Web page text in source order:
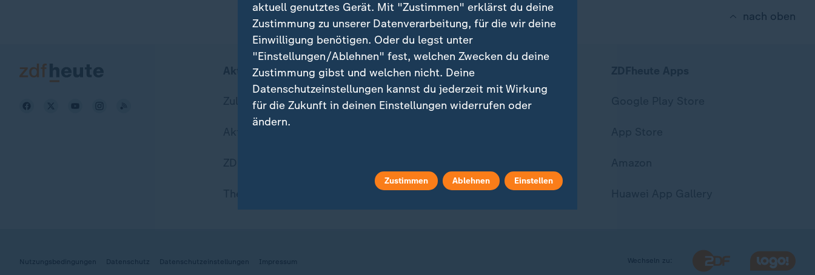
nach oben
Aktuell bei ZDFheute
Zuletzt veröffentlicht
ZDFheute Update
E-Mail-Newsletter
ZDFheute Update Archiv
Nutzungsbedingungen Datenschutz Datenschutzeinstellungen Impressum Wechseln zu:
aktuell genutztes Gerät. Mit "Zustimmen" erklärst du deine
Zustimmung zu unserer Datenverarbeitung, für die wir deine
Einwilligung benötigen. Oder du legst unter
"Einstellungen/Ablehnen" fest, welchen Zwecken du deine
Zustimmung gibst und welchen nicht. Deine
Datenschutzeinstellungen kannst du jederzeit mit Wirkung
für die Zukunft in deinen Einstellungen widerrufen oder
ändern.
Weitere Informationen findest du in unserer
Zustimmen Ablehnen Einstellen